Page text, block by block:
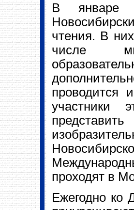
В январе
чтения. В
числе
проводится
участники
проходят в
Ежегодно ко